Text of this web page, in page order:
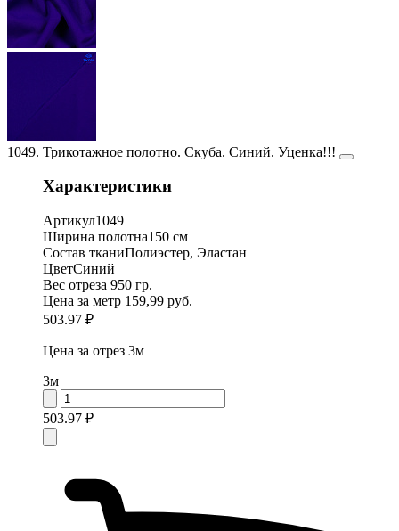
1049. Трикотажное полотно. Скуба. Синий. Уценка!!!
Характеристики
Артикул1049
Ширина полотна150 см
Состав тканиПолиэстер, Эластан
ЦветСиний
Вес отреза 950 гр.
Цена за метр 159,99 руб.
503.97 ₽
Цена за отрез 3м
3м
503.97 ₽